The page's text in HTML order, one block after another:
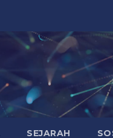
SEJARAH